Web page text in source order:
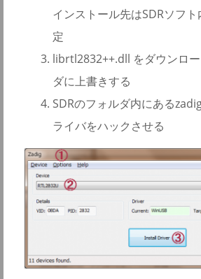
インストール先はSDRソフ
定
librtl2832++.dll をダウンロ
ダに上書きする
SDRのフォルダ内にある
ライバをハックさせる